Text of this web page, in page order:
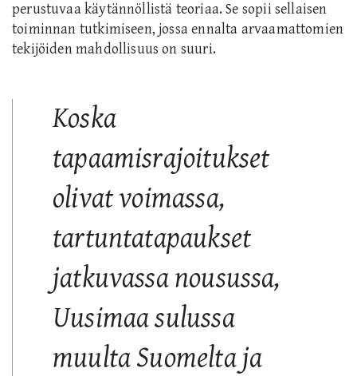
perustuvaa käytännöllistä teoriaa. Se sopii sellaisen
toiminnan tutkimiseen, jossa ennalta arvaamattomien
tekijöiden mahdollisuus on suuri.
Koska
tapaamisrajoitukset
olivat voimassa,
tartuntatapaukset
jatkuvassa nousussa,
Uusimaa sulussa
muulta Suomelta ja